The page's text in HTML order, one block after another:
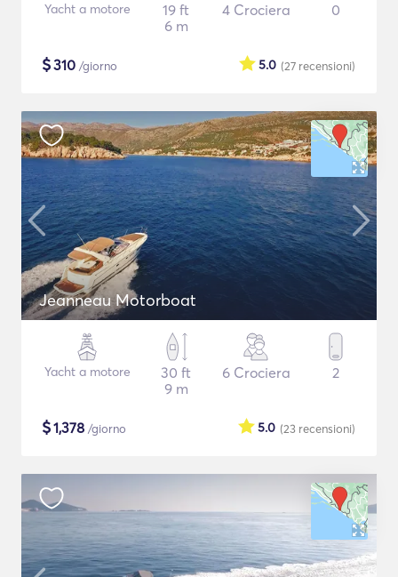
Yacht a motore
19 ft
6 m
4 Crociera 0
$310 /giorno (27 recensioni)
5.0
Jeanneau Motorboat
Yacht a motore
30 ft
9 m
6 Crociera 2
$1,378 /giorno (23 recensioni)
5.0